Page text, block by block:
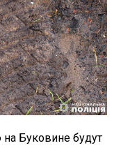
Буковине будут